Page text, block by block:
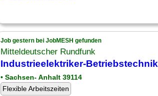
Job gestern bei JobMESH gefunden
Mitteldeutscher Rundfunk
Industrieelektriker-Betriebstechnik
• Sachsen- Anhalt 39114
Flexible Arbeitszeiten